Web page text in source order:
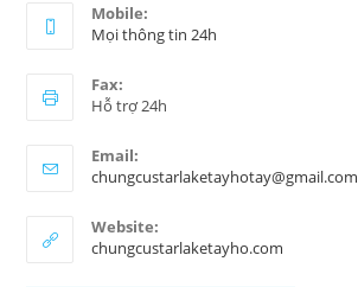
Mobile:
Mọi thông tin 24h
Fax:
Hỗ trợ 24h
Email:
chungcustarlaketayhotay@gmail.com
Website:
chungcustarlaketayho.com